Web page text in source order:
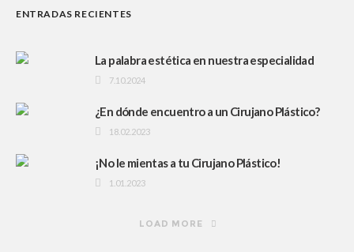
ENTRADAS RECIENTES
La palabra estética en nuestra especialidad
7.10.2024
¿En dónde encuentro a un Cirujano Plástico?
18.02.2023
¡No le mientas a tu Cirujano Plástico!
1.01.2023
LOAD MORE